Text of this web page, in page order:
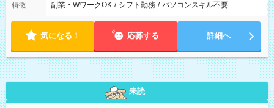
特徴 副業・WワークOK / シフト勤務 / パソコンスキル不要
気になる！ 応募する 詳細へ
未読